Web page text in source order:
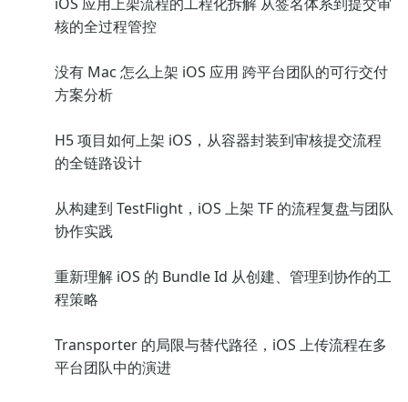
核的全过程管控
没有 Mac 怎么上架 iOS 应用 跨平台团队的可行交付
方案分析
H5 项目如何上架 iOS，从容器封装到审核提交流程
的全链路设计
从构建到 TestFlight，iOS 上架 TF 的流程复盘与团队
协作实践
重新理解 iOS 的 Bundle Id 从创建、管理到协作的工
程策略
Transporter 的局限与替代路径，iOS 上传流程在多
平台团队中的演进